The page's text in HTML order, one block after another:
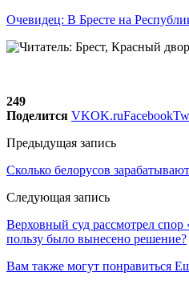
Очевидец: В Бресте на
249
Поделится VKOK.ruFacebook
Предыдущая запись
Сколько белорусов
Следующая запись
Верховный суд рассмотрел
пользу было вынесено решение?
Вам также могут понравиться